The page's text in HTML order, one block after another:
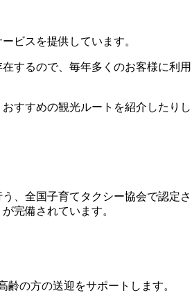
ビスを提供しています。
するので、毎年多くのお客様に利用
すすめの観光ルートを紹介したりし
、全国子育てタクシー協会で認定さ
完備されています。
の方の送迎をサポートします。